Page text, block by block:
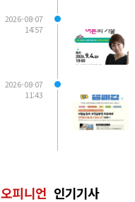
2026-08-07
14:57
2026-08-07
11:43
오피니언 인기기사